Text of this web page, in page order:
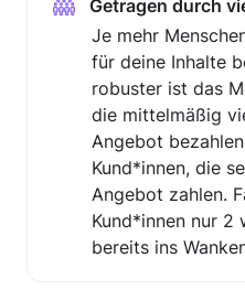
Getragen durch
Je mehr
für deine Inhalte
robuster ist das
die mittelmäßig
Angebot
Kund*innen, die
Angebot zahlen.
Kund*innen nur 2
bereits ins